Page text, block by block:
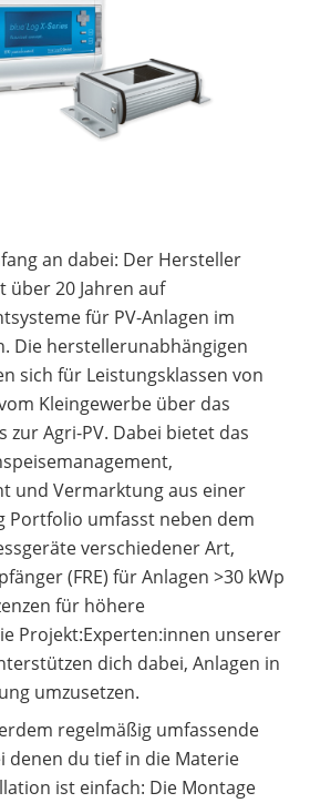
an dabei: Der Hersteller
über 20 Jahren auf
für PV-Anlagen im
Die herstellerunabhängigen
sich für Leistungsklassen von
Kleingewerbe über das
zur Agri-PV. Dabei bietet das
und Vermarktung aus einer
Portfolio umfasst neben dem
verschiedener Art,
(FRE) für Anlagen >30 kWp
für höhere
Projekt:Experten:innen unserer
dich dabei, Anlagen in
umzusetzen.
regelmäßig umfassende
denen du tief in die Materie
ist einfach: Die Montage